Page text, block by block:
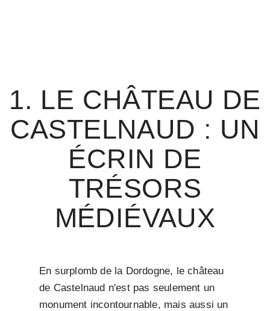
1. LE CHÂTEAU DE
CASTELNAUD : UN
ÉCRIN DE
TRÉSORS
MÉDIÉVAUX
En surplomb de la Dordogne, le château
de Castelnaud n'est pas seulement un
monument incontournable, mais aussi un